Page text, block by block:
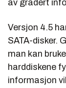
av gradert
Versjon 4.5
SATA-disker.
man kan
harddiskene
informasjon